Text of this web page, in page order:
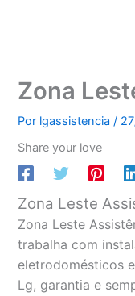
Zona
Por lgassistencia/
Share your love
Zona Leste
Zona Leste
trabalha com
eletrodomésticos
Lg, garantia e